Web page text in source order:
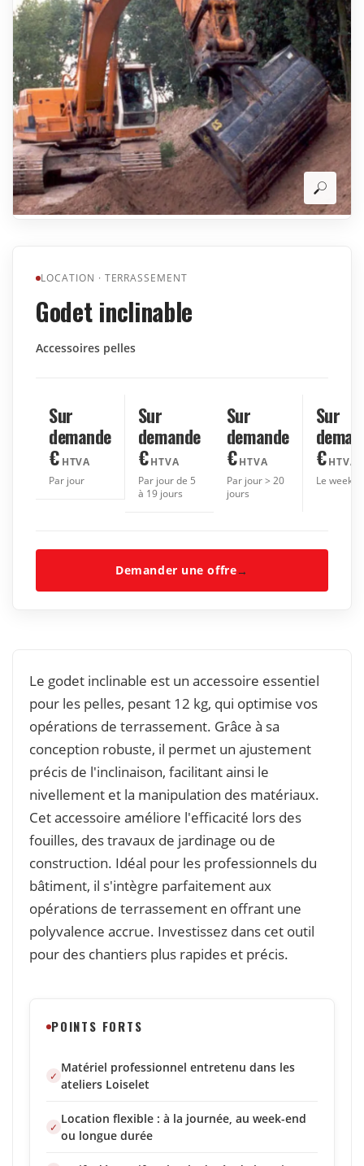
LOCATION · TERRASSEMENT
Godet inclinable
Accessoires pelles
Sur
demande
€ HTVA
Par jour
Sur
demande
€ HTVA
Par jour de 5
à 19 jours
Sur
demande
€ HTVA
Par jour > 20
jours
Sur
€ HTVA
Le week-
Demander une offre→
Le godet inclinable est un accessoire essentiel
pour les pelles, pesant 12 kg, qui optimise vos
opérations de terrassement. Grâce à sa
conception robuste, il permet un ajustement
précis de l'inclinaison, facilitant ainsi le
nivellement et la manipulation des matériaux.
Cet accessoire améliore l'efficacité lors des
fouilles, des travaux de jardinage ou de
construction. Idéal pour les professionnels du
bâtiment, il s'intègre parfaitement aux
opérations de terrassement en offrant une
polyvalence accrue. Investissez dans cet outil
pour des chantiers plus rapides et précis.
POINTS FORTS
Matériel professionnel entretenu dans les
ateliers Loiselet
Location flexible : à la journée, au week-end
ou longue durée